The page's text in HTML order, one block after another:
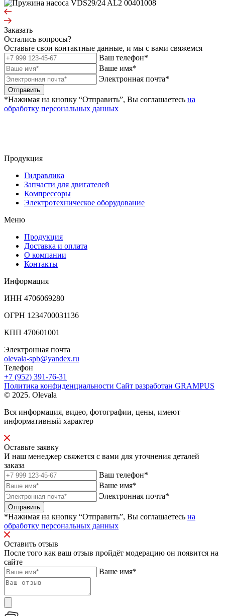
Заказать
Остались вопросы?
Оставьте свои контактные данные, и мы с вами свяжемся
Ваш телефон*
Ваше имя*
Электронная почта*
Отправить
*Нажимая на кнопку “Отправить”, Вы соглашаетесь на
обработку персональных данных
Продукция
Гидравлика
Запчасти для двигателей
Компрессоры
Электротехническое оборудование
Меню
Продукция
Доставка и оплата
О компании
Контакты
Информация
ИНН 4706069280
ОГРН 1234700031136
КПП 470601001
Электронная почта
olevala-spb@yandex.ru
Телефон
+7 (952) 391-76-31
Политика конфиденциальности Сайт разработан GRAMPUS
© 2025. Olevala
Вся информация, видео, фотографии, цены, имеют
информативный характер
Оставьте заявку
И наш менеджер свяжется с вами для уточнения деталей
заказа
Ваш телефон*
Ваше имя*
Электронная почта*
Отправить
*Нажимая на кнопку “Отправить”, Вы соглашаетесь на
обработку персональных данных
Оставить отзыв
После того как ваш отзыв пройдёт модерацию он появится на
сайте
Ваше имя*